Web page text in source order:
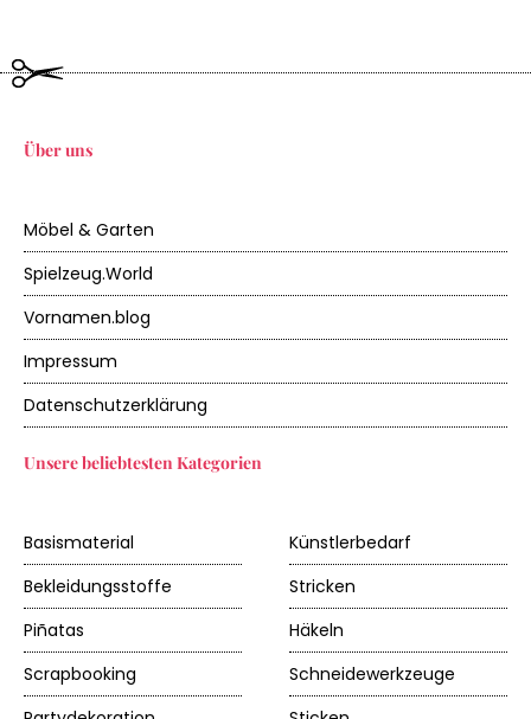
Über uns
Möbel & Garten
Spielzeug.World
Vornamen.blog
Impressum
Datenschutzerklärung
Unsere beliebtesten Kategorien
Basismaterial
Künstlerbedarf
Bekleidungsstoffe
Stricken
Piñatas
Häkeln
Scrapbooking
Schneidewerkzeuge